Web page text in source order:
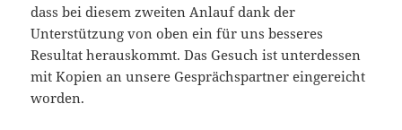
dass bei diesem zweiten Anlauf dank der
Unterstützung von oben ein für uns besseres
Resultat herauskommt. Das Gesuch ist unterdessen
mit Kopien an unsere Gesprächspartner eingereicht
worden.